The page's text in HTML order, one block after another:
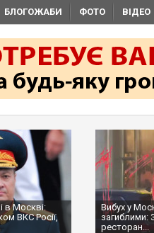
БЛОГОЖАБИ ФОТО ВІДЕО
в Москві:
ВКС Росії,
Вибух у
загиблими:
ресторан...